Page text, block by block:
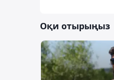
Оқи отырыңыз